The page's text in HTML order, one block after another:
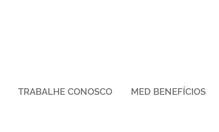
TRABALHE CONOSCO MED BENEFÍCIOS